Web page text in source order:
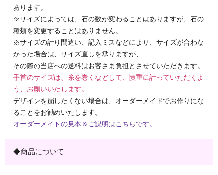
あります。
※サイズによっては、石の数が変わることはありますが、石の
種類を変更することはありません。
※サイズの計り間違い、記入ミスなどにより、サイズが合わな
かった場合は、サイズ直しを承りますが、
その際の当店への送料はお客さま負担とさせていただきます。
手首のサイズは、糸を巻くなどして、慎重に計っていただくよ
う、お願いいたします。
デザインを崩したくない場合は、オーダーメイドでお作りにな
ることをお勧めいたします。
オーダーメイドの見本＆ご説明はこちらです。
◆商品について